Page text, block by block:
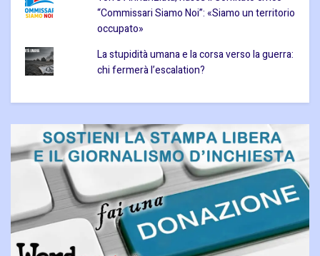
“Commissari Siamo Noi”: «Siamo un territorio
occupato»
La stupidità umana e la corsa verso la guerra:
chi fermerà l’escalation?